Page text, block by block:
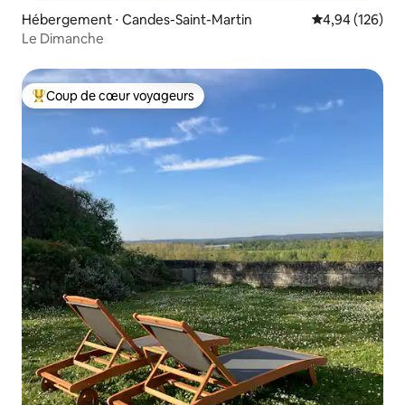
Hébergement ⋅ Candes-Saint-Martin Évaluation
4,94 (126)
Le Dimanche
Coups de cœur voyageurs les plus appréciés
Coup de cœur voyageurs